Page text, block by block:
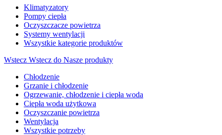
Klimatyzatory
Pompy ciepła
Oczyszczacze powietrza
Systemy wentylacji
Wszystkie kategorie produktów
Wstecz Wstecz do Nasze produkty
Chłodzenie
Grzanie i chłodzenie
Ogrzewanie, chłodzenie i ciepła woda
Ciepła woda użytkowa
Oczyszczanie powietrza
Wentylacja
Wszystkie potrzeby